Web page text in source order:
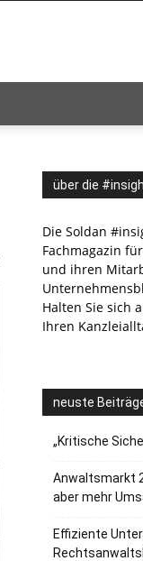
über die
Die Soldan
Fachmagazin
und ihren
Halten Sie sich
Ihren
neuste
„Kritische
Anwaltsmarkt
aber mehr
Effiziente